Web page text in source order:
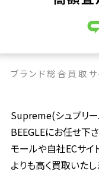
ブランド総合買取サ
Supreme(シュプリ
BEEGLEにお任せ下
モールや自社ECサイ
よりも高く買取いたし